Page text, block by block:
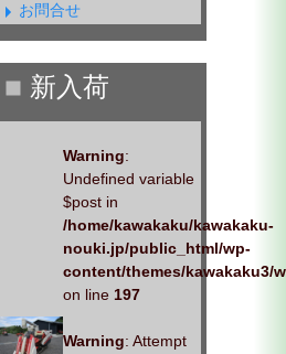
お問合せ
Warning:
Undefined variable
$post in
/home/kawakaku/kawakaku-
nouki.jp/public_html/wp-
content/themes/kawakaku3/
on line 197
Warning: Attempt